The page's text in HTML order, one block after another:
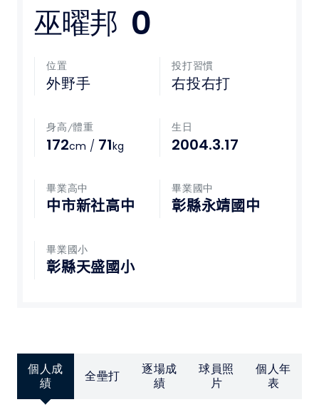
最新消息
下載專區
聯絡我們
隱私權政策
網站使用條款
中華民國大專院校體育總會
巫曜邦 0
位置
外野手
投打習慣
右投右打
身高/體重
172cm / 71kg
生日
2004.3.17
畢業高中
中市新社高中
畢業國中
彰縣永靖國中
畢業國小
彰縣天盛國小
個人成
績
全壘打
逐場成
績
球員照
片
個人年
表